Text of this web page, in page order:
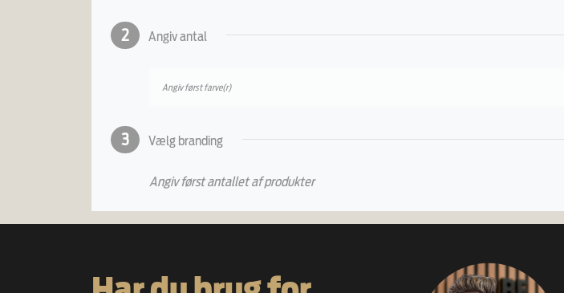
2 Angiv antal
Angiv først farve(r)
3 Vælg branding
Angiv først antallet af produkter